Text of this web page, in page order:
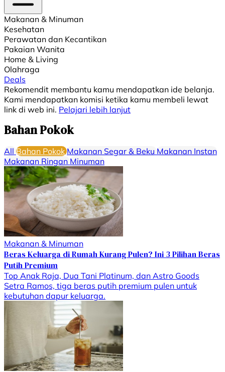
Makanan & Minuman
Kesehatan
Perawatan dan Kecantikan
Pakaian Wanita
Home & Living
Olahraga
Deals
Rekomendit membantu kamu mendapatkan ide belanja.
Kami mendapatkan komisi ketika kamu membeli lewat
link di web ini. Pelajari lebih lanjut
Bahan Pokok
All Bahan PokokMakanan Segar & Beku Makanan Instan
Makanan Ringan Minuman
Makanan & Minuman
Beras Keluarga di Rumah Kurang Pulen? Ini 3 Pilihan Beras
Putih Premium
Top Anak Raja, Dua Tani Platinum, dan Astro Goods
Setra Ramos, tiga beras putih premium pulen untuk
kebutuhan dapur keluarga.